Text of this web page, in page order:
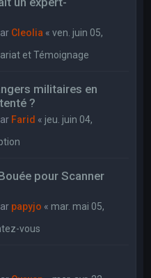
Cleolia «ven. juin 05,
et Témoignage
militaires en
?
Farid « jeu. juin 04,
pour Scanner
papyjo « mar. mai 05,
vous